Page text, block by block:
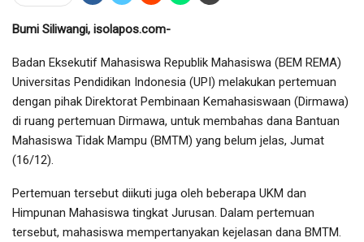
Bumi Siliwangi, isolapos.com-
Badan Eksekutif Mahasiswa Republik Mahasiswa (BEM REMA)
Universitas Pendidikan Indonesia (UPI) melakukan pertemuan
dengan pihak Direktorat Pembinaan Kemahasiswaan (Dirmawa)
di ruang pertemuan Dirmawa, untuk membahas dana Bantuan
Mahasiswa Tidak Mampu (BMTM) yang belum jelas, Jumat
(16/12).
Pertemuan tersebut diikuti juga oleh beberapa UKM dan
Himpunan Mahasiswa tingkat Jurusan. Dalam pertemuan
tersebut, mahasiswa mempertanyakan kejelasan dana BMTM.